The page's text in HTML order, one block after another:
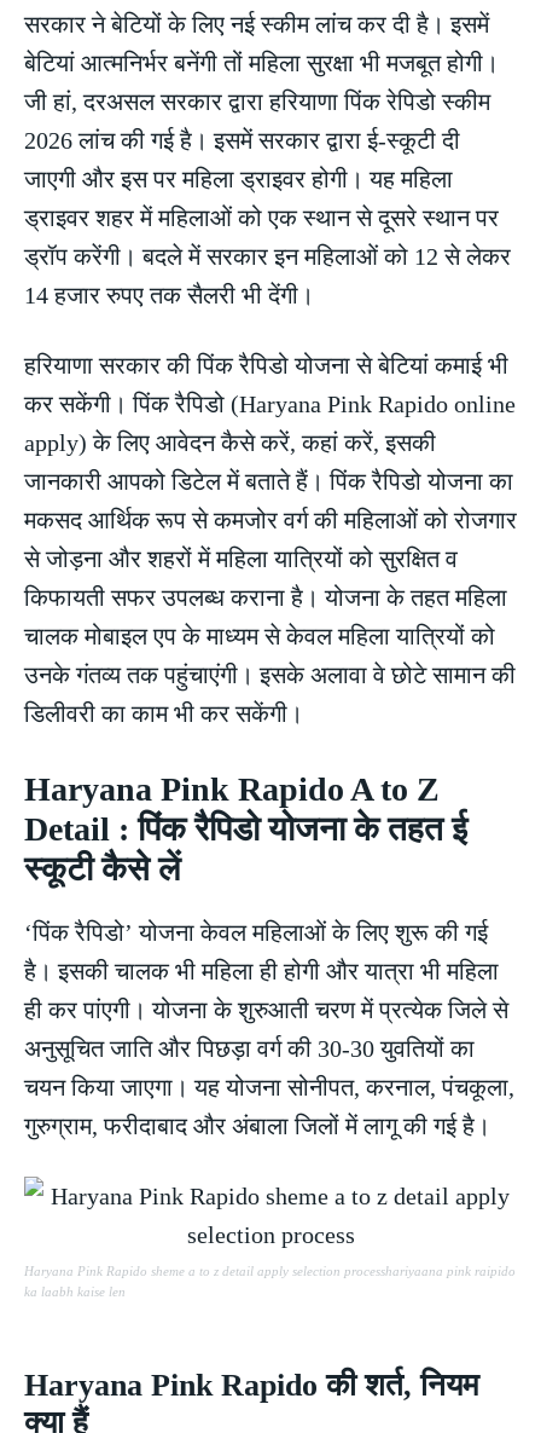
सरकार ने बेटियों के लिए नई स्कीम लांच कर दी है। इसमें
बेटियां आत्मनिर्भर बनेंगी तों महिला सुरक्षा भी मजबूत होगी।
जी हां, दरअसल सरकार द्वारा हरियाणा पिंक रेपिडो स्कीम
2026 लांच की गई है। इसमें सरकार द्वारा ई-स्कूटी दी
जाएगी और इस पर महिला ड्राइवर होगी। यह महिला
ड्राइवर शहर में महिलाओं को एक स्थान से दूसरे स्थान पर
ड्रॉप करेंगी। बदले में सरकार इन महिलाओं को 12 से लेकर
14 हजार रुपए तक सैलरी भी देंगी।
हरियाणा सरकार की पिंक रैपिडो योजना से बेटियां कमाई भी
कर सकेंगी। पिंक रैपिडो (Haryana Pink Rapido online
apply) के लिए आवेदन कैसे करें, कहां करें, इसकी
जानकारी आपको डिटेल में बताते हैं। पिंक रैपिडो योजना का
मकसद आर्थिक रूप से कमजोर वर्ग की महिलाओं को रोजगार
से जोड़ना और शहरों में महिला यात्रियों को सुरक्षित व
किफायती सफर उपलब्ध कराना है। योजना के तहत महिला
चालक मोबाइल एप के माध्यम से केवल महिला यात्रियों को
उनके गंतव्य तक पहुंचाएंगी। इसके अलावा वे छोटे सामान की
डिलीवरी का काम भी कर सकेंगी।
Haryana Pink Rapido A to Z
Detail : पिंक रैपिडो योजना के तहत ई
स्कूटी कैसे लें
‘पिंक रैपिडो’ योजना केवल महिलाओं के लिए शुरू की गई
है। इसकी चालक भी महिला ही होगी और यात्रा भी महिला
ही कर पांएगी। योजना के शुरुआती चरण में प्रत्येक जिले से
अनुसूचित जाति और पिछड़ा वर्ग की 30-30 युवतियों का
चयन किया जाएगा। यह योजना सोनीपत, करनाल, पंचकूला,
गुरुग्राम, फरीदाबाद और अंबाला जिलों में लागू की गई है।
Haryana Pink Rapido sheme a to z detail apply selection processhariyaana pink raipido
ka laabh kaise len
Haryana Pink Rapido की शर्त, नियम
क्या हैं